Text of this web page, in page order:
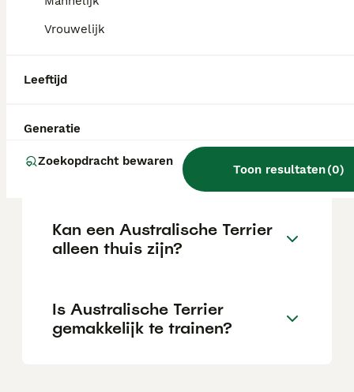
Vrouwelijk
Leeftijd
Generatie
Zoekopdracht bewaren
Toon resultaten(0)
Wat is het karakter van een
Australische Terrier?
Hoeveel jaar leeft een
Australische Terrier?
Kan een Australische Terrier
alleen thuis zijn?
Is Australische Terrier
gemakkelijk te trainen?